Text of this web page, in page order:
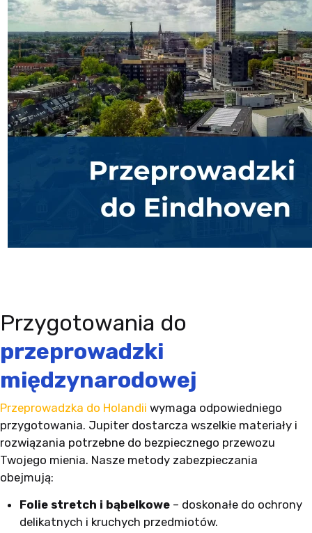
Przygotowania do
przeprowadzki
międzynarodowej
Przeprowadzka do Holandii wymaga odpowiedniego
przygotowania. Jupiter dostarcza wszelkie materiały i
rozwiązania potrzebne do bezpiecznego przewozu
Twojego mienia. Nasze metody zabezpieczania
obejmują:
Folie stretch i bąbelkowe – doskonałe do ochrony
delikatnych i kruchych przedmiotów.